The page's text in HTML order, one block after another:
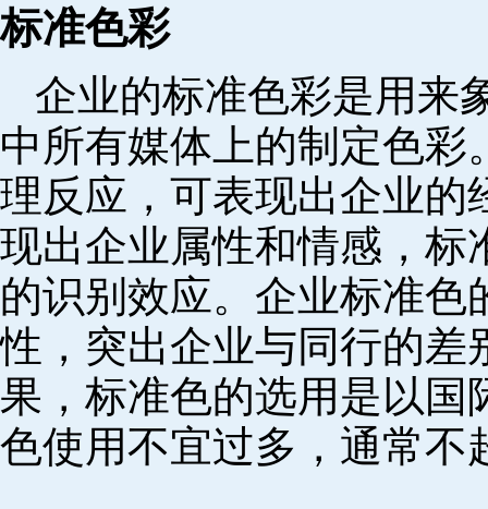
标准色彩
企业的标准色彩是用来
中所有媒体上的制定色
理反应，可表现出企业的
现出企业属性和情感，标
的识别效应。企业标准
性，突出企业与同行的差
果，标准色的选用是以国
色使用不宜过多，通常不